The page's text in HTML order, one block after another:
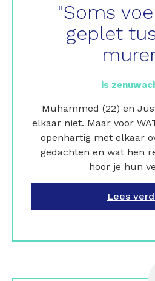
"Soms
geplet
is
Muhammed (22) en
elkaar niet. Maar voor
openhartig met elkaar
gedachten en wat hen
hoor je hun
Lees